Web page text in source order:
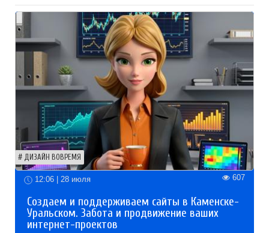
ДИЗАЙН ВОВРЕМЯ
12:06 | 28 июля 607
Создаем и поддерживаем сайты в Каменске-
Уральском. Забота и продвижение ваших
интернет-проектов